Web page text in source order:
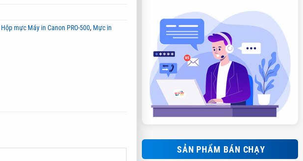
SẢN PHẨM BÁN CHẠY
Hộp mực Máy in Canon PRO-500, Mực in